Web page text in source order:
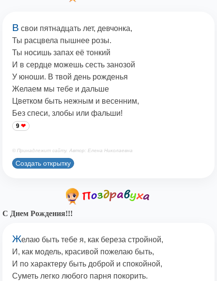
В свои пятнадцать лет, девчонка,
Ты расцвела пышнее розы.
Ты носишь запах её тонкий
И в сердце можешь сесть занозой
У юноши. В твой день рожденья
Желаем мы тебе и дальше
Цветком быть нежным и весенним,
Без спеси, злобы или фальши!
9
© Принадлежит сайту. Автор: Елена Николаевна
Создать открытку
С Днем Рождения!!!
Желаю быть тебе я, как береза стройной,
И, как модель, красивой пожелаю быть,
И по характеру быть доброй и спокойной,
Суметь легко любого парня покорить.